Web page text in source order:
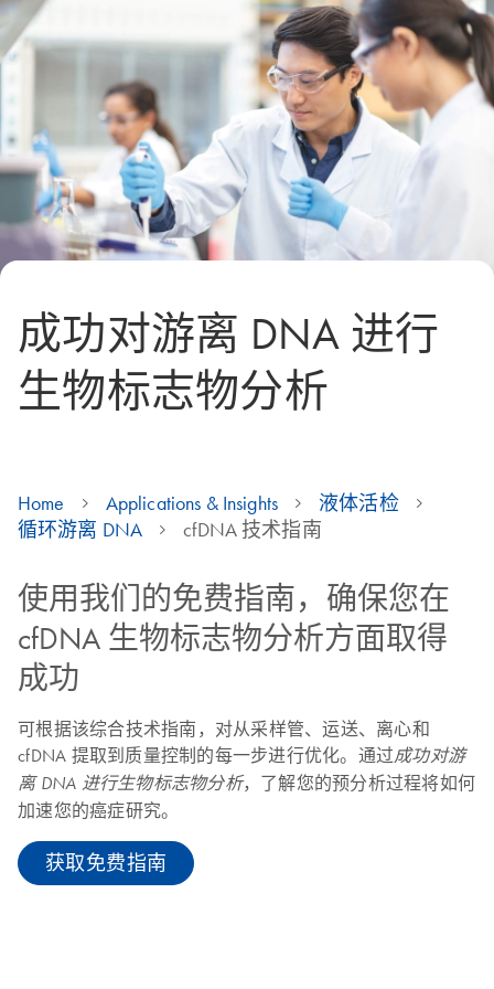
成功对游离 DNA 进行
生物标志物分析
Home Applications & Insights
液体活检
循环游离 DNA
cfDNA 技术指南
使用我们的免费指南，确保您在
cfDNA 生物标志物分析方面取得
成功
可根据该综合技术指南，对从采样管、运送、离心和
cfDNA 提取到质量控制的每一步进行优化。通过成功对游
离 DNA 进行生物标志物分析，了解您的预分析过程将如何
加速您的癌症研究。
获取免费指南